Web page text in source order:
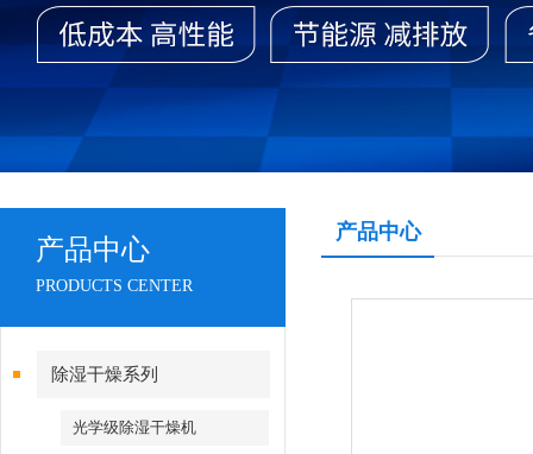
产品中心
PRODUCTS CENTER
除湿干燥系列
光学级除湿干燥机
产品中心